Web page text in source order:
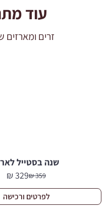
עוד
זרים
שנה בסטייל
359
₪המחיר
המקורי
היה:
329
₪
המחיר
הנוכחי
הוא:
לפרטים ורכישה